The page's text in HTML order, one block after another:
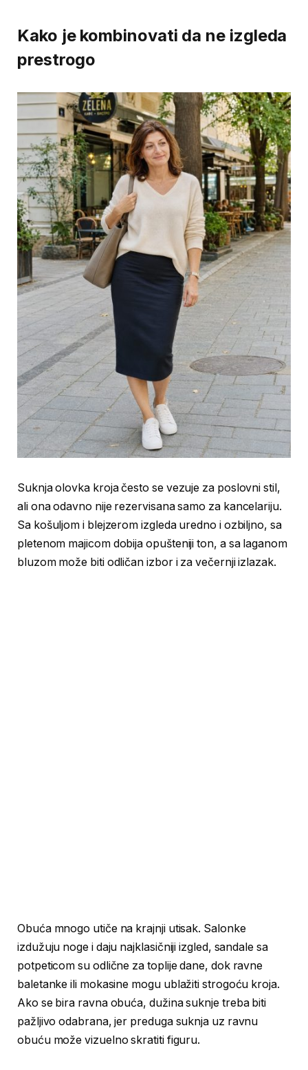
Kako je kombinovati da ne izgleda
prestrogo
Suknja olovka kroja često se vezuje za poslovni stil,
ali ona odavno nije rezervisana samo za kancelariju.
Sa košuljom i blejzerom izgleda uredno i ozbiljno, sa
pletenom majicom dobija opušteniji ton, a sa laganom
bluzom može biti odličan izbor i za večernji izlazak.
Obuća mnogo utiče na krajnji utisak. Salonke
izdužuju noge i daju najklasičniji izgled, sandale sa
potpeticom su odlične za toplije dane, dok ravne
baletanke ili mokasine mogu ublažiti strogoću kroja.
Ako se bira ravna obuća, dužina suknje treba biti
pažljivo odabrana, jer preduga suknja uz ravnu
obuću može vizuelno skratiti figuru.